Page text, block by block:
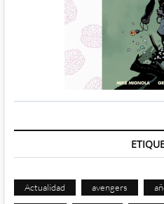
Actualidad avengers